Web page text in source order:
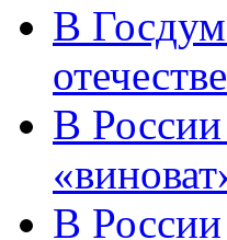
В
В России
В России